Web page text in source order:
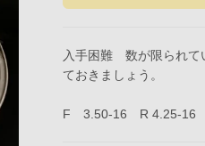
入手困難 数が限られて
ておきましょう。
F 3.50-16 R 4.25-16